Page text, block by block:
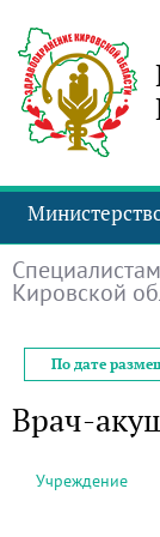
Специалистам
Кировской
По дате
Врач-
Учреждение